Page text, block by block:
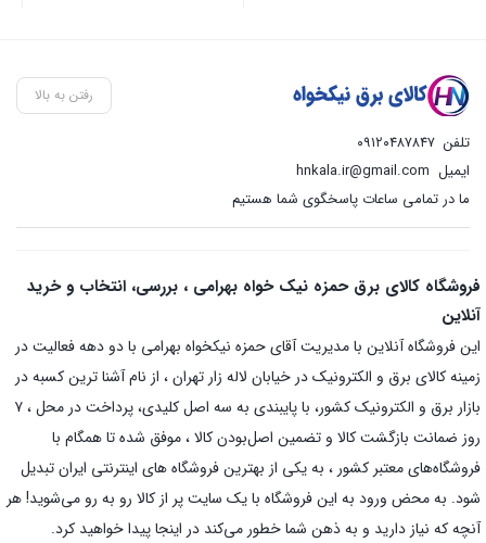
رفتن به بالا
تلفن ۰۹۱۲۰۴۸۷۸۴۷
ایمیل hnkala.ir@gmail.com
ما در تمامی ساعات پاسخگوی شما هستیم
فروشگاه کالای برق حمزه نیک خواه بهرامی ، بررسی، انتخاب و خرید
آنلاین
این فروشگاه آنلاین با مدیریت آقای حمزه نیکخواه بهرامی با دو دهه فعالیت در
زمینه کالای برق و الکترونیک در خیابان لاله زار تهران ، از نام آشنا ترین کسبه در
بازار برق و الکترونیک کشور، با پایبندی به سه اصل کلیدی، پرداخت در محل ، ۷
روز ضمانت بازگشت کالا و تضمین اصل‌بودن کالا ، موفق شده تا همگام با
فروشگاه‌های معتبر کشور ، به یکی از بهترین فروشگاه های اینترنتی ایران تبدیل
شود. به محض ورود به این فروشگاه با یک سایت پر از کالا رو به رو می‌شوید! هر
آنچه که نیاز دارید و به ذهن شما خطور می‌کند در اینجا پیدا خواهید کرد.